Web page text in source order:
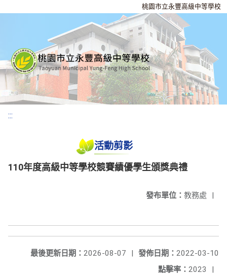
桃園市立永豐高級中等學校
:::
活動剪影
110年度高級中等學校競賽績優學生頒獎典禮
發布單位： 教務處 |
發佈日期： 2022-03-10
最後更新日期： 2026-08-07
|
點擊率： 2023 |